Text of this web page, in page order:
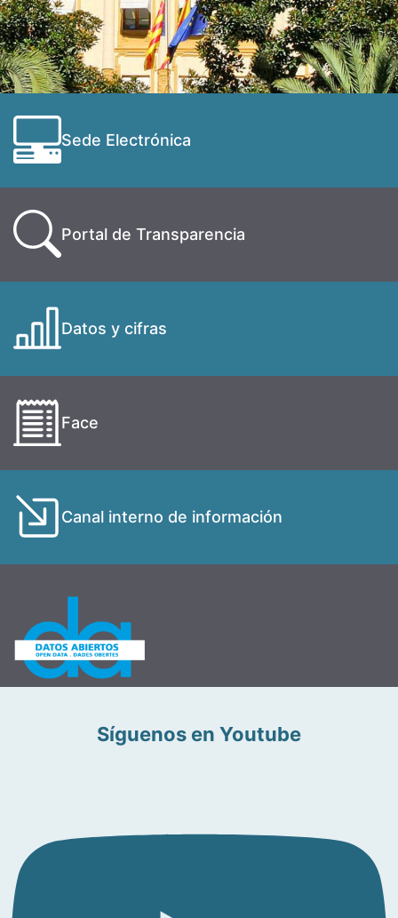
Sede Electrónica
Portal de Transparencia
Datos y cifras
Face
Canal interno de información
Síguenos en Youtube